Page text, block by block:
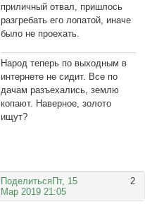
приличный отвал, пришлось
разгребать его лопатой, иначе
было не проехать.
Народ теперь по выходным в
интернете не сидит. Все по
дачам разъехались, землю
копают. Наверное, золото
ищут?
Поделиться 2
Пт, 15
Мар 2019 21:05